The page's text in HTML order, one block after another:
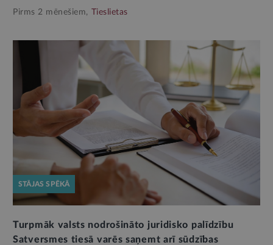
Pirms 2 mēnešiem, Tieslietas
STĀJAS SPĒKĀ
Turpmāk valsts nodrošināto juridisko palīdzību
Satversmes tiesā varēs saņemt arī sūdzības